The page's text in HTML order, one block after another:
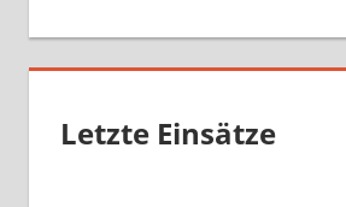
Letzte Einsätze